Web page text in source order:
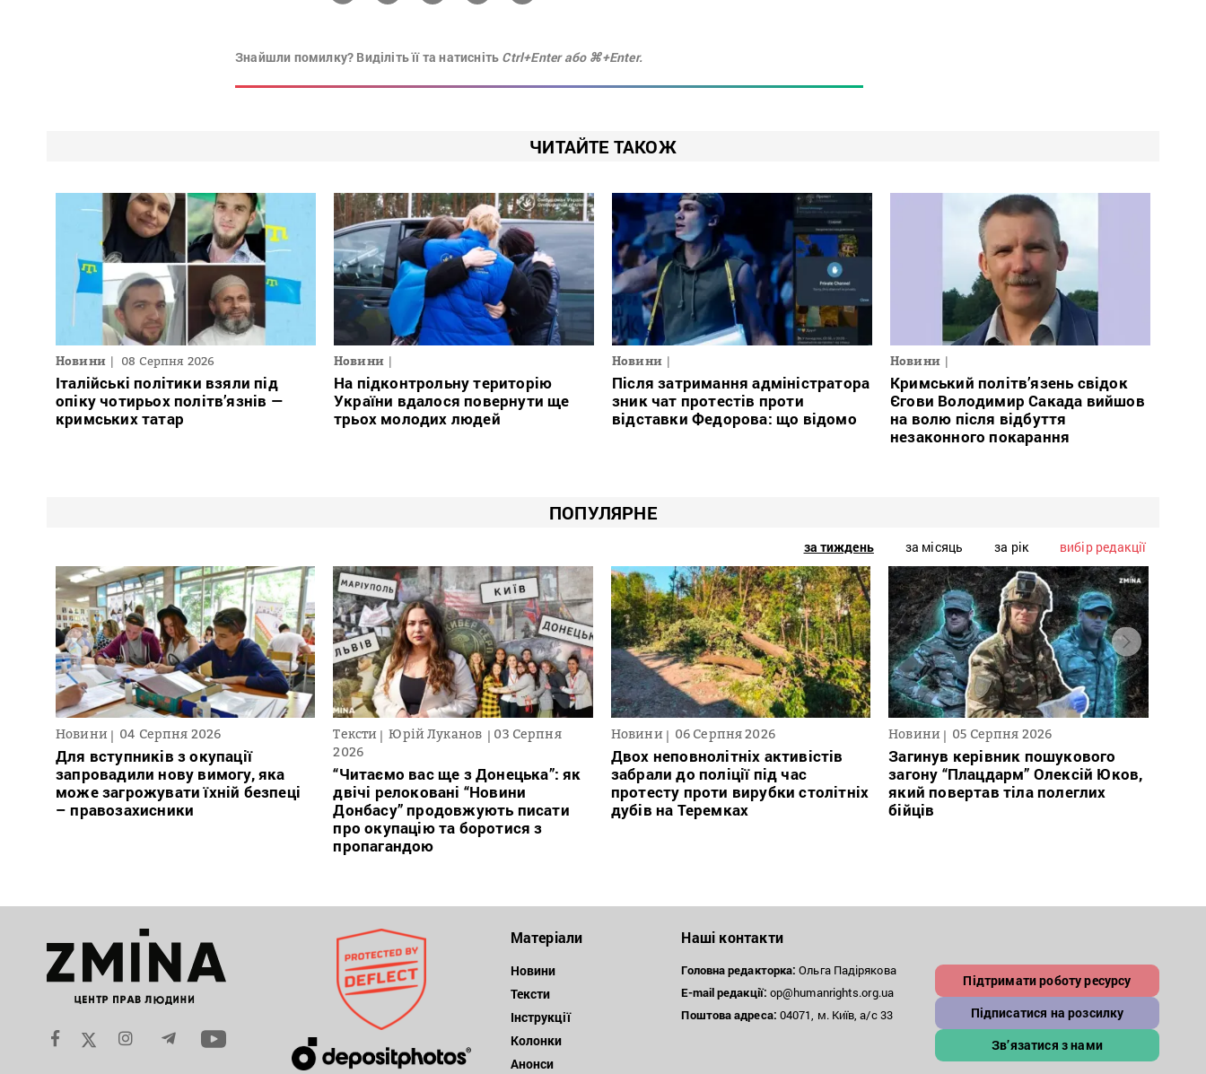
Знайшли помилку? Виділіть її та натисніть Ctrl+Enter або ⌘+Enter.
ЧИТАЙТЕ ТАКОЖ
Новини 08 Серпня 2026
Італійські політики взяли під
опіку чотирьох політв’язнів —
кримських татар
Новини
На підконтрольну територію
України вдалося повернути ще
трьох молодих людей
Новини
Після затримання адміністратора
зник чат протестів проти
відставки Федорова: що відомо
Новини
Кримський політв’язень свідок
Єгови Володимир Сакада вийшов
на волю після відбуття
незаконного покарання
ПОПУЛЯРНЕ
за тиждень за місяць за рік вибір редакції
Новини 04 Серпня 2026
Для вступників з окупації
запровадили нову вимогу, яка
може загрожувати їхній безпеці
– правозахисники
Тексти Юрій Луканов
03 Серпня
2026
“Читаємо вас ще з Донецька”: як
двічі релоковані “Новини
Донбасу” продовжують писати
про окупацію та боротися з
пропагандою
Новини 06 Серпня 2026
Двох неповнолітніх активістів
забрали до поліції під час
протесту проти вирубки столітніх
дубів на Теремках
Новини 05 Серпня 2026
Загинув керівник пошукового
загону “Плацдарм” Олексій Юков,
який повертав тіла полеглих
бійців
Матеріали
Новини
Тексти
Інструкції
Колонки
Анонси
Наші контакти
Головна редакторка: Ольга Падірякова
E-mail редакції: op@humanrights.org.ua
Поштоваадреса: 04071, м. Київ, а/с 33
Підтримати роботу ресурсу
Підписатися на розсилку
Зв’язатися з нами